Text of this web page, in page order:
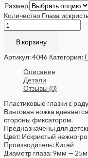
Размер
Количество Глаза
В корзину
Артикул:4046 Категория:
Описание
Детали
Отзывы (0)
Пластиковые глазки с
Винтовая ножка
стороны фиксатором.
Предназначены для
Цвет: Искристый нежно-
Производитель: Китай
Диаметр глаза: 9мм —